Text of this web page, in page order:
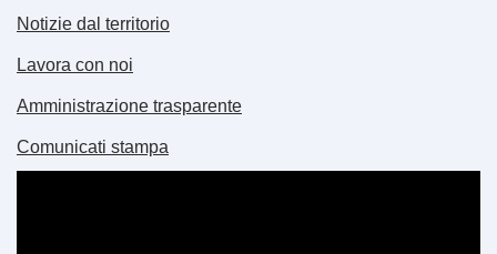
Notizie dal territorio
Lavora con noi
Amministrazione trasparente
Comunicati stampa